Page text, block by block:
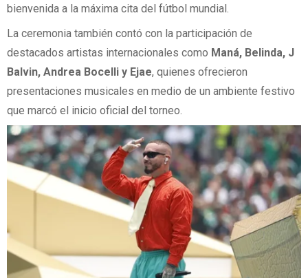
bienvenida a la máxima cita del fútbol mundial.
La ceremonia también contó con la participación de
destacados artistas internacionales como Maná, Belinda, J
Balvin, Andrea Bocelli y Ejae, quienes ofrecieron
presentaciones musicales en medio de un ambiente festivo
que marcó el inicio oficial del torneo.